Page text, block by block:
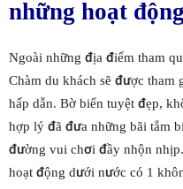
những hoạt
Ngoài những địa điểm tham
Chàm du khách sẽ được tham
hấp dẫn. Bờ biển tuyệt đẹp,
hợp lý đã đưa những bãi tắm
đường vui chơi đầy nhộn
hoạt động dưới nước có 1